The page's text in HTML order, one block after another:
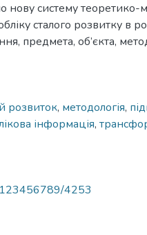
систему теоретико-
сталого розвитку в
предмета, об’єкта,
розвиток, методологія,
інформація,
123456789/4253